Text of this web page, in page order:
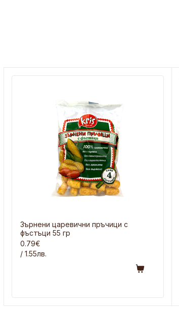
Зърнени царевични пръчици с
фъстъци 55 гр
0.79€
/ 1.55лв.